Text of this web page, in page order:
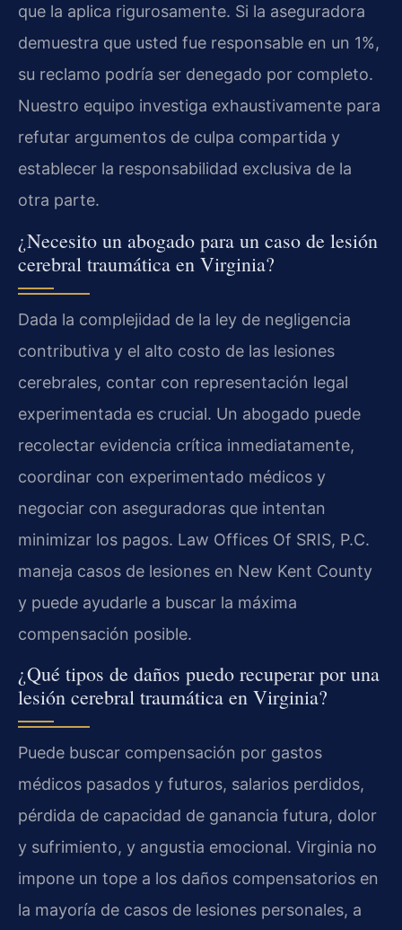
que la aplica rigurosamente. Si la aseguradora
demuestra que usted fue responsable en un 1%,
su reclamo podría ser denegado por completo.
Nuestro equipo investiga exhaustivamente para
refutar argumentos de culpa compartida y
establecer la responsabilidad exclusiva de la
otra parte.
¿Necesito un abogado para un caso de lesión
cerebral traumática en Virginia?
Dada la complejidad de la ley de negligencia
contributiva y el alto costo de las lesiones
cerebrales, contar con representación legal
experimentada es crucial. Un abogado puede
recolectar evidencia crítica inmediatamente,
coordinar con experimentado médicos y
negociar con aseguradoras que intentan
minimizar los pagos. Law Offices Of SRIS, P.C.
maneja casos de lesiones en New Kent County
y puede ayudarle a buscar la máxima
compensación posible.
¿Qué tipos de daños puedo recuperar por una
lesión cerebral traumática en Virginia?
Puede buscar compensación por gastos
médicos pasados y futuros, salarios perdidos,
pérdida de capacidad de ganancia futura, dolor
y sufrimiento, y angustia emocional. Virginia no
impone un tope a los daños compensatorios en
la mayoría de casos de lesiones personales, a